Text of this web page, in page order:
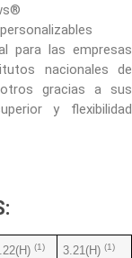
para las empresas
nacionales de
gracias a sus
y flexibilidad
(1) 3.21(H) (1)